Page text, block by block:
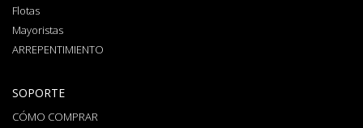
Flotas
Mayoristas
ARREPENTIMIENTO
SOPORTE
CÓMO COMPRAR